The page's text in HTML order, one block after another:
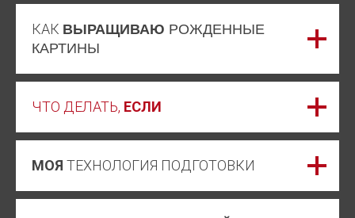
КАК ВЫРАЩИВАЮ РОЖДЕННЫЕ
КАРТИНЫ
ЧТО ДЕЛАТЬ, ЕСЛИ
МОЯ ТЕХНОЛОГИЯ ПОДГОТОВКИ